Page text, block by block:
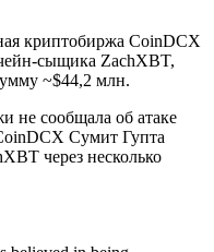
криптобиржа CoinDCX
сыщика ZachXBT,
~$44,2 млн.
не сообщала об атаке
Сумит Гупта
через несколько